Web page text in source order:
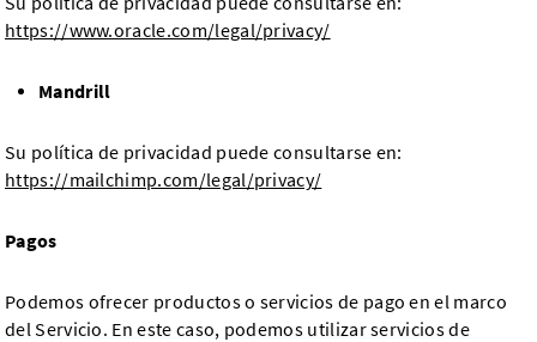
https://www.oracle.com/legal/privacy/
Mandrill
Su política de privacidad puede consultarse en:
https://mailchimp.com/legal/privacy/
Pagos
Podemos ofrecer productos o servicios de pago en el marco
del Servicio. En este caso, podemos utilizar servicios de